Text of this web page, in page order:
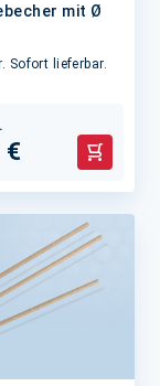
mit Ø
Sofort lieferbar.
€ In den